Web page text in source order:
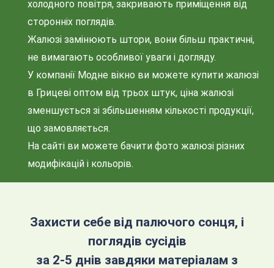
холодного повітря, закривають приміщення від
сторонніх поглядів.
Жалюзі замінюють штори, вони більш практичні,
не вимагають особливої уваги і догляду.
У компанії Модне вікно ви можете купити жалюзі
в Грицеві оптом від трьох штук, ціна жалюзі
зменшується зі збільшенням кількості продукції,
що замовляється.
На сайті ви можете бачити фото жалюзі різних
модифікацій і кольорів.
Захисти себе від палючого сонця, і
поглядів сусідів
за 2-5 днів завдяки матеріалам з